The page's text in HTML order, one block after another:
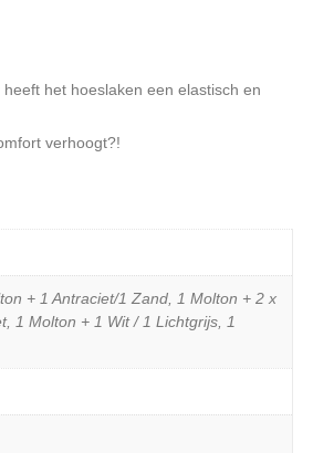
het hoeslaken een elastisch en
verhoogt?!
+ 1 Antraciet/1 Zand, 1 Molton + 2 x
1 Molton + 1 Wit / 1 Lichtgrijs, 1